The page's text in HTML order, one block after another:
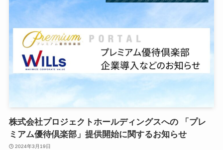
株式会社プロジェクトホールディングスへの 「プレ
ミアム優待倶楽部」提供開始に関するお知らせ
2024年3月19日